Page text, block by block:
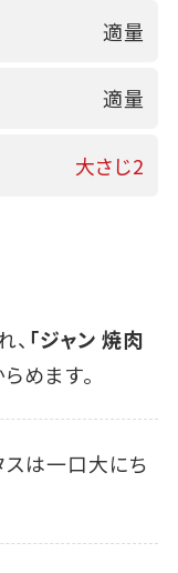
適量
適量
大さじ2
「ジャン 焼肉
めます。
スは一口大にち